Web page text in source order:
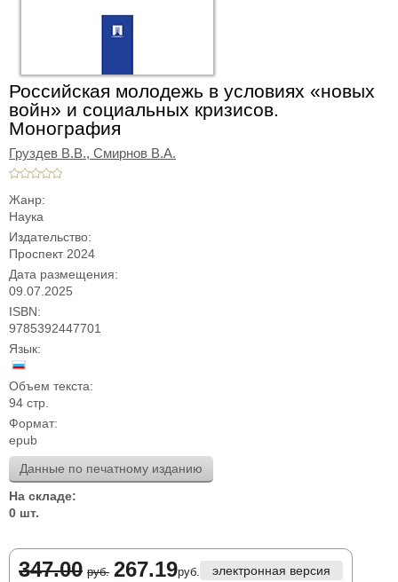
Российская молодежь в условиях «новых
войн» и социальных кризисов.
Монография
Груздев В.В., Смирнов В.А.
Жанр:
Наука
Издательство:
Проспект 2024
Дата размещения:
09.07.2025
ISBN:
9785392447701
Язык:
Объем текста:
94 стр.
Формат:
epub
Данные по печатному изданию
На складе:
0 шт.
347.00 руб. 267.19руб. электронная версия